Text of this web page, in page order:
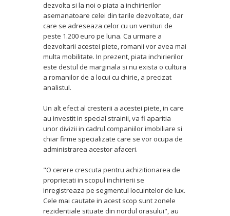
dezvolta si la noi o piata a inchirierilor
asemanatoare celei din tarile dezvoltate, dar
care se adreseaza celor cu un venituri de
peste 1.200 euro pe luna. Ca urmare a
dezvoltarii acestei piete, romanii vor avea mai
multa mobilitate. In prezent, piata inchirierilor
este destul de marginala si nu exista o cultura
a romanilor de a locui cu chirie, a precizat
analistul.
Un alt efect al cresterii a acestei piete, in care
au investit in special strainii, va fi aparitia
unor divizii in cadrul companiilor imobiliare si
chiar firme specializate care se vor ocupa de
administrarea acestor afaceri.
"O cerere crescuta pentru achizitionarea de
proprietati in scopul inchirierii se
inregistreaza pe segmentul locuintelor de lux.
Cele mai cautate in acest scop sunt zonele
rezidentiale situate din nordul orasului", au